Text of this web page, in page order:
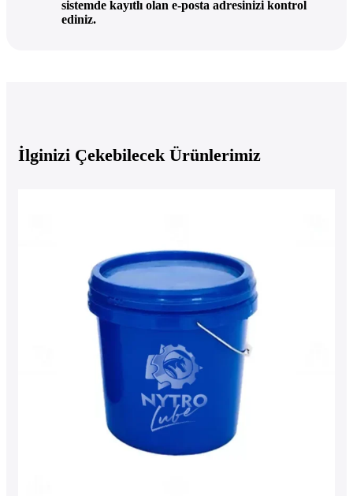
sistemde kayıtlı olan e-posta adresinizi kontrol
ediniz.
İlginizi Çekebilecek Ürünlerimiz